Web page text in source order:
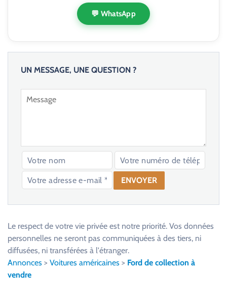
💬 WhatsApp
UN MESSAGE, UNE QUESTION ?
e
Le respect de votre vie privée est notre priorité. Vos données
personnelles ne seront pas communiquées à des tiers, ni
diffusées, ni transférées à l'étranger.
Annonces > Voitures américaines > Ford de collection à
vendre